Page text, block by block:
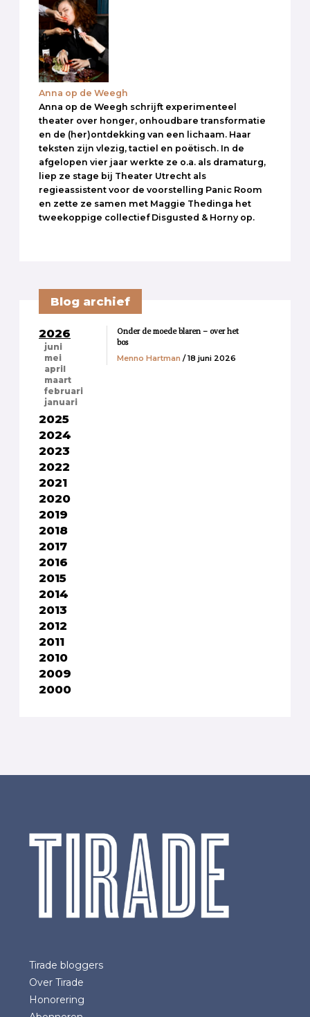
Anna op de Weegh
Anna op de Weegh schrijft experimenteel
theater over honger, onhoudbare transformatie
en de (her)ontdekking van een lichaam. Haar
teksten zijn vlezig, tactiel en poëtisch. In de
afgelopen vier jaar werkte ze o.a. als dramaturg,
liep ze stage bij Theater Utrecht als
regieassistent voor de voorstelling Panic Room
en zette ze samen met Maggie Thedinga het
tweekoppige collectief Disgusted & Horny op.
Blog archief
2026
juni
mei
april
maart
februari
januari
2025
2024
2023
2022
2021
2020
2019
2018
2017
2016
2015
2014
2013
2012
2011
2010
2009
2000
Onder de moede blaren – over het
bos
Menno Hartman / 18 juni 2026
Tirade bloggers
Over Tirade
Honorering